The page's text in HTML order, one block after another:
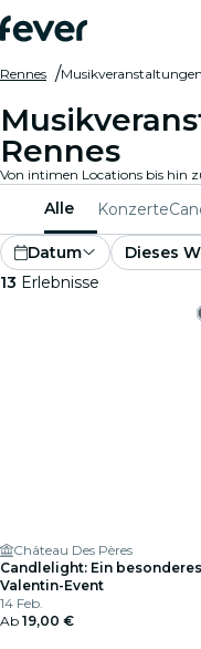
Rennes Musikveranstaltungen
Rennes
Alle Konzerte
Datum Dieses
13 Erlebnisse
Château Des Pères
Candlelight: Ein
Valentin-Event
14 Feb.
Ab 19,00 €